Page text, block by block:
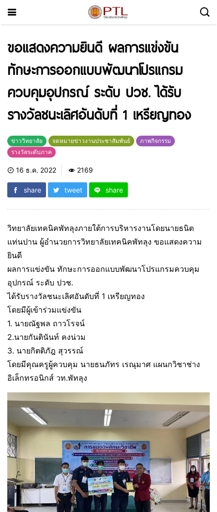
ขอแสดงความยินดี ผลการแข่งขัน
ทักษะการออกแบบพัฒนาโปรแกรม
ควบคุมอุปกรณ์ ระดับ ปวช. ได้รับ
รางวัลชนะเลิศอันดับที่ 1 เหรียญทอง
ข่าววิทยาลัย จดหมายข่าวงานประชาสัมพันธ์
ภาพกิจกรรม
รางวัลระดับภาค
16 ธ.ค. 2022 2169
share tweet share
วิทยาลัยเทคนิคพัทลุงภายใต้การบริหารงานโดยนายธนิต
แท่นปาน ผู้อำนวยการวิทยาลัยเทคนิคพัทลุง ขอแสดงความ
ยินดี
ผลการแข่งขัน ทักษะการออกแบบพัฒนาโปรแกรมควบคุม
อุปกรณ์ ระดับ ปวช.
ได้รับรางวัลชนะเลิศอันดับที่ 1 เหรียญทอง
โดยมีผู้เข้าร่วมแข่งขัน
1. นายณัฐพล ถาวโรจน์
2.นายกันตินันท์ คงน่วม
3. นายกิตติภัฎ สุวรรณ์
โดยมีคุณครูผู้ควบคุม นายธนภัทร เรณุมาศ แผนกวิชาช่าง
อิเล็กทรอนิกส์ วท.พัทลุง